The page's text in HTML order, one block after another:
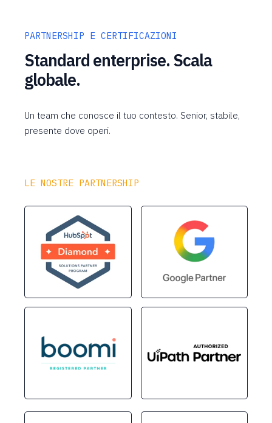
PARTNERSHIP E CERTIFICAZIONI
Standard enterprise. Scala
globale.
Un team che conosce il tuo contesto. Senior, stabile,
presente dove operi.
LE NOSTRE PARTNERSHIP